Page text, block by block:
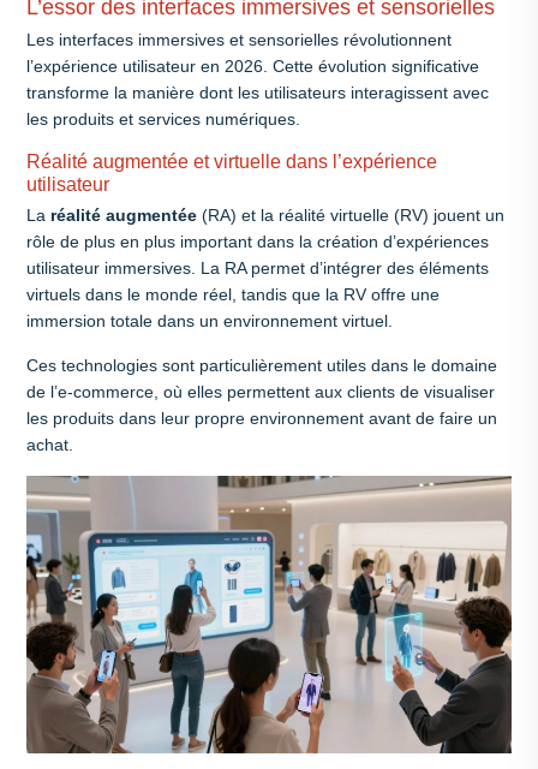
L’essor des interfaces immersives et sensorielles
Les interfaces immersives et sensorielles révolutionnent
l’expérience utilisateur en 2026. Cette évolution significative
transforme la manière dont les utilisateurs interagissent avec
les produits et services numériques.
Réalité augmentée et virtuelle dans l’expérience
utilisateur
La réalité augmentée (RA) et la réalité virtuelle (RV) jouent un
rôle de plus en plus important dans la création d’expériences
utilisateur immersives. La RA permet d’intégrer des éléments
virtuels dans le monde réel, tandis que la RV offre une
immersion totale dans un environnement virtuel.
Ces technologies sont particulièrement utiles dans le domaine
de l’e-commerce, où elles permettent aux clients de visualiser
les produits dans leur propre environnement avant de faire un
achat.